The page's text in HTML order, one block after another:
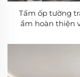
Tấm ốp tường
ẩm hoàn thiện